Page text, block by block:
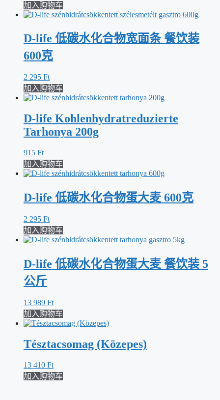
加入购物车
D-life 低碳水化合物宽面条 餐饮装
600克
2 295 Ft
加入购物车
D-life Kohlenhydratreduzierte
Tarhonya 200g
915 Ft
加入购物车
D-life 低碳水化合物蛋大麦 600克
2 295 Ft
加入购物车
D-life 低碳水化合物蛋大麦 餐饮装 5
公斤
13 989 Ft
加入购物车
Tésztacsomag (Közepes)
13 410 Ft
加入购物车